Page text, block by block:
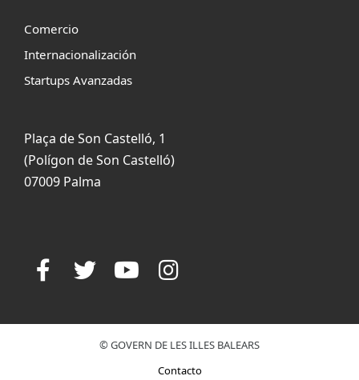
Comercio
Internacionalización
Startups Avanzadas
Plaça de Son Castelló, 1
(Polígon de Son Castelló)
07009 Palma
© GOVERN DE LES ILLES BALEARS
Contacto